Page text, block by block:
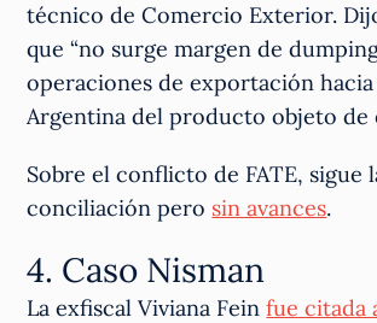
técnico de Comercio Exterior.
que “no surge margen de
operaciones de exportación hacia
Argentina del producto objeto de
Sobre el conflicto de FATE, sigue
conciliación pero sin avances.
4. Caso Nisman
La exfiscal Viviana Feinfue citada